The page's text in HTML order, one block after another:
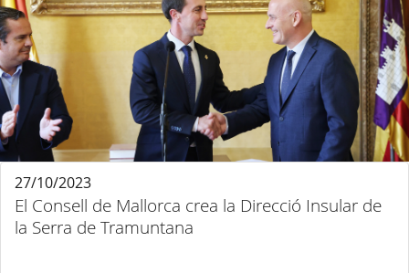
El Consell de Mallorca crea la Direcció Insular de
la Serra de Tramuntana
27/10/2023